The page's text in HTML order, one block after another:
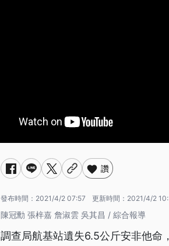
讚
發布時間： 2021/4/2 07:57 更新時間： 2021/4/2
陳冠勳 張梓嘉 詹淑雲 吳其昌 / 綜合報導
調查局航基站遺失6.5公斤安非他命